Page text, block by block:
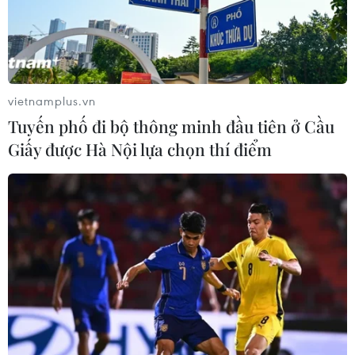
Việc chăm sóc da mụn sẽ trở nên đơn giản và dễ dàng
hơn nếu các nàng “thuộc làu” quy trình dưỡng da cơ
bản gồm làm sạch-chăm sóc chuyên biệt da mụn-chống
vietnamplus.vn
Tuyến phố đi bộ thông minh đầu tiên ở Cầu
Giấy được Hà Nội lựa chọn thí điểm